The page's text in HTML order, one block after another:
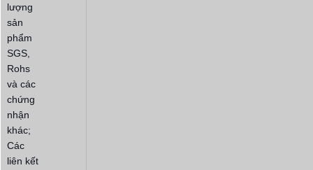
lượng
sản
phẩm
SGS,
Rohs
và các
chứng
nhận
khác;
Các
liên kết